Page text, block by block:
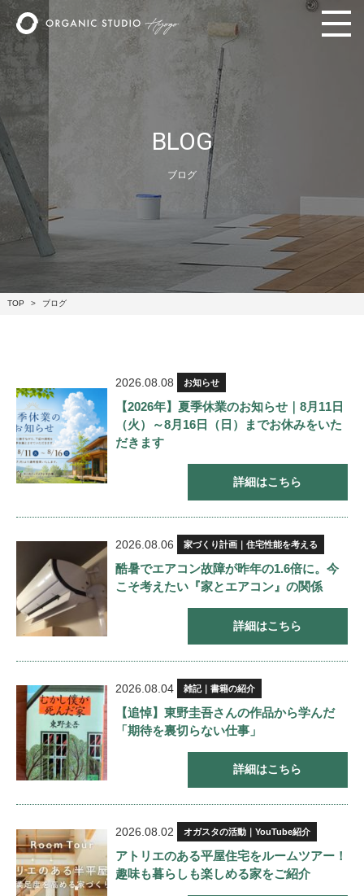
BLOG
ブログ
TOP ブログ
2026.08.08 お知らせ
【2026年】夏季休業のお知らせ｜8月11日
（火）～8月16日（日）までお休みをいた
だきます
詳細はこちら
2026.08.06 家づくり計画｜住宅性能を考える
酷暑でエアコン故障が昨年の1.6倍に。今
こそ考えたい『家とエアコン』の関係
詳細はこちら
2026.08.04 雑記｜書籍の紹介
【追悼】東野圭吾さんの作品から学んだ
「期待を裏切らない仕事」
詳細はこちら
2026.08.02 オガスタの活動｜YouTube紹介
アトリエのある平屋住宅をルームツアー！
趣味も暮らしも楽しめる家をご紹介